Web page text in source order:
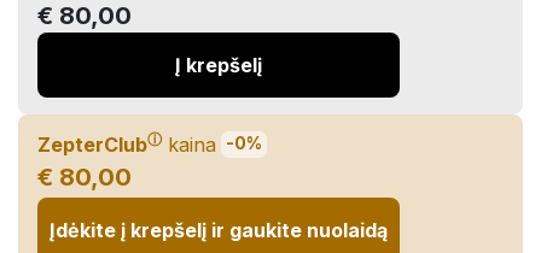
€ 80,00
Į krepšelį
ZepterClubⓘ kaina -0%
€ 80,00
Įdėkite į krepšelį ir gaukite nuolaidą